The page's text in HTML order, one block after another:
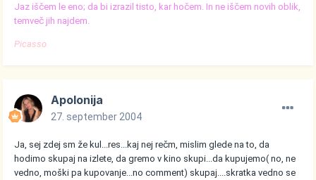
Jaz iščem le eno; da bi izrazil tisto, kar hočem. In ne iščem novih oblik,
temveč jih najdem.
Picasso
Apolonija
27. september 2004
Ja, sej zdej sm že kul...res...kaj nej rečm, mislim glede na to, da
hodimo skupaj na izlete, da gremo v kino skupi...da kupujemo( no, ne
vedno, moški pa kupovanje...no comment) skupaj....skratka vedno se